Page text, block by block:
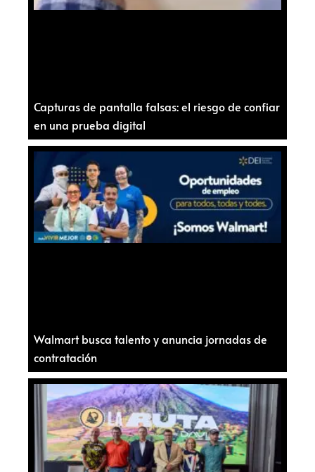
Capturas de pantalla falsas: el riesgo de confiar
en una prueba digital
Walmart busca talento y anuncia jornadas de
contratación